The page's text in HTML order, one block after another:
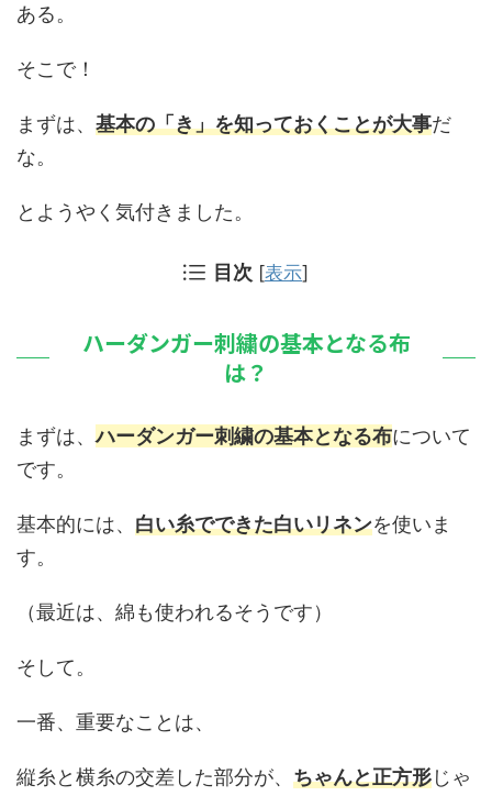
ある。
そこで！
まずは、 基本の「き」を知っておくことが大事だ
な。
とようやく気付きました。
目次 [表示]
ハーダンガー刺繍の基本となる布
は？
まずは、ハーダンガー刺繍の基本となる布について
です。
基本的には、 白い糸でできた白いリネンを使いま
す。
（最近は、綿も使われるそうです）
そして。
一番、重要なことは、
縦糸と横糸の交差した部分が、 ちゃんと正方形じゃ